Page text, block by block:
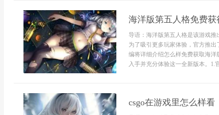
海洋版第五人格免费获
导语：海洋版第五人格是该游戏
为了吸引更多玩家体验，官方推
编将详细介绍怎么样免费获取海
入手并充分体验这一全新版本。1.
csgo在游戏里怎么样看